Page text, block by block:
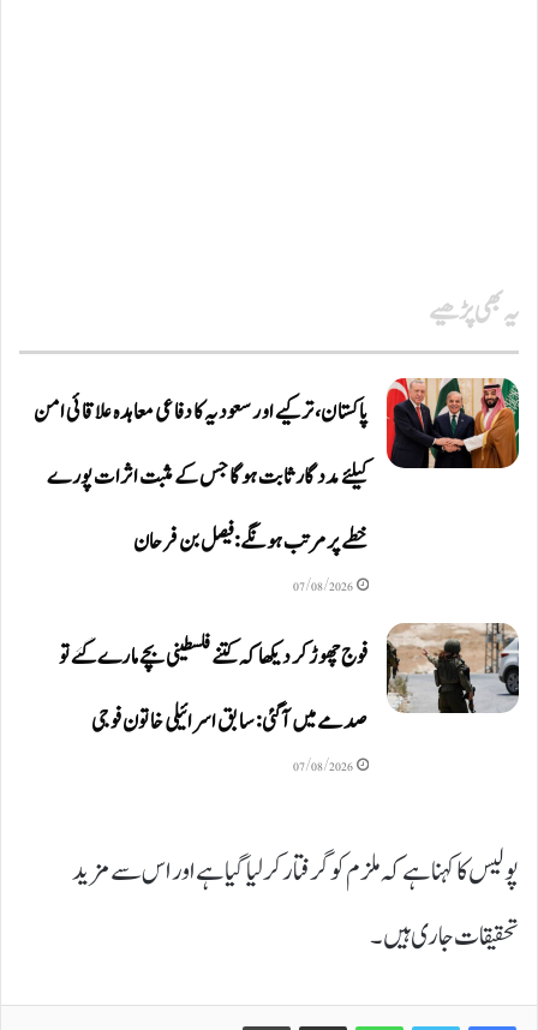
یہ بھی پڑھیے
پاکستان، ترکیے اور سعودیہ کا دفاعی معاہدہ علاقائی امن
کیلئے مددگار ثابت ہوگا جس کے مثبت اثرات پورے
خطے پر مرتب ہونگے: فیصل بن فرحان
07/08/2026
فوج چھوڑ کر دیکھا کہ کتنے فلسطینی بچے مارے گئے تو
صدمے میں آگئی: سابق اسرائیلی خاتون فوجی
07/08/2026
پولیس کا کہنا ہے کہ ملزم کو گرفتار کرلیا گیا ہے اور اس سے مزید
تحقیقات جاری ہیں۔